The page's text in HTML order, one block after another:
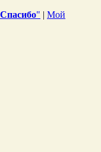
Спасибо" | Мой